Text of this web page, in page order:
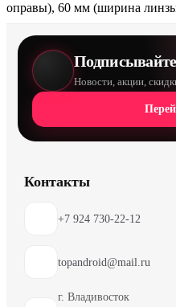
оправы), 60 мм (ширина
Новости, акции,
Контакты
+7 924 730-22-12
topandroid@mail.ru
г. Владивосток